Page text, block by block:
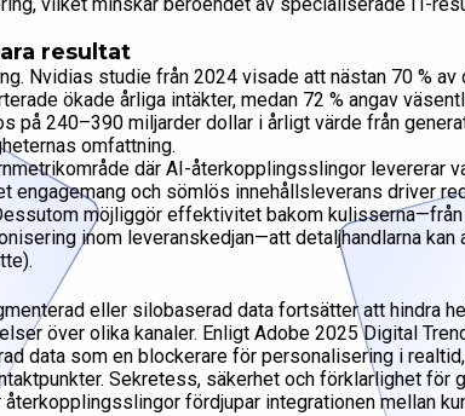
vilket minskar beroendet av specialiserade IT-
resultat
Nvidias studie från 2024 visade att nästan 70 % av
ökade årliga intäkter, medan 72 % angav
på 240–390 miljarder dollar i årligt värde från
omfattning.
där AI-återkopplingsslingor levererar
engagemang och sömlös innehållsleverans driver
möjliggör effektivitet bakom kulisserna—från
inom leveranskedjan—att detaljhandlarna kan
eller silobaserad data fortsätter att hindra
över olika kanaler. Enligt Adobe 2025 Digital
data som en blockerare för personalisering i
Sekretess, säkerhet och förklarlighet för
fördjupar integrationen mellan